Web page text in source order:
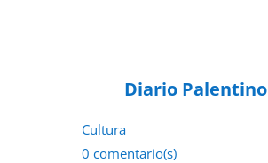
Diario Palentino
Cultura
0 comentario(s)